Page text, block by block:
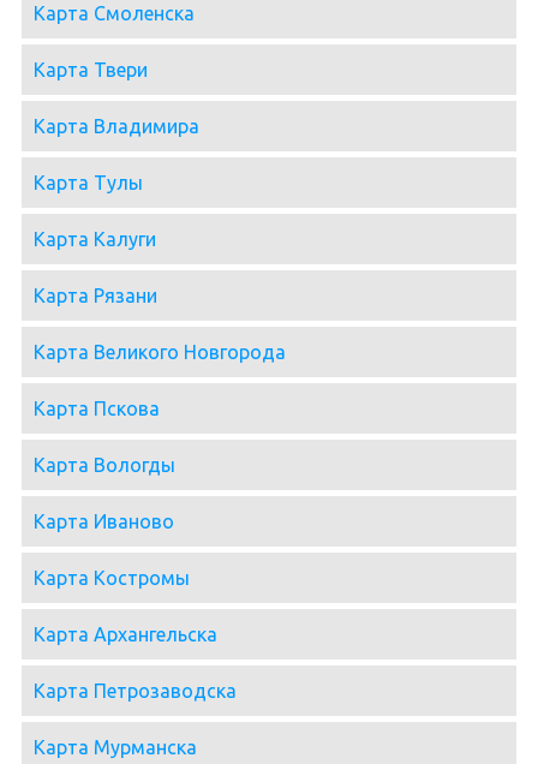
Карта Смоленска
Карта Твери
Карта Владимира
Карта Тулы
Карта Калуги
Карта Рязани
Карта Великого Новгорода
Карта Пскова
Карта Вологды
Карта Иваново
Карта Костромы
Карта Архангельска
Карта Петрозаводска
Карта Мурманска